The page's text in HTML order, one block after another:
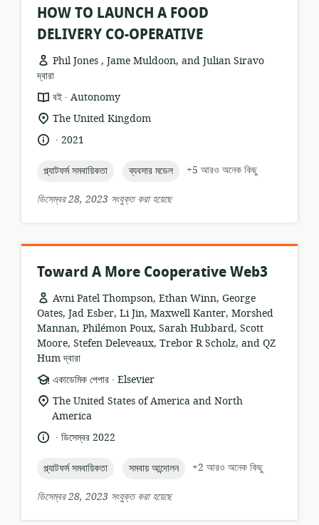
HOW TO LAUNCH A FOOD
DELIVERY CO-OPERATIVE
Phil Jones , Jame Muldoon, and Julian Siravo
দ্বারা
তথ্যসম্পদের
ফর্ম্যাট:
বই .
প্রকাশক:Autonomy
প্রাসঙ্গিকতার
অবস্থান:
The United Kingdom
ভাষা: .
প্রকাশনার
2021
topic:
প্ল্যাটফর্ম সমবায়িকতা topic:
ব্যবসার মডেল
+5 আরও অনেক কিছু
ডিসেম্বর 28, 2023 সংযুক্ত করা হয়েছে
Toward A More Cooperative Web3
Avni Patel Thompson, Ethan Winn, George
Oates, Jad Esber, Li Jin, Maxwell Kanter, Morshed
Mannan, Philémon Poux, Sarah Hubbard, Scott
Moore, Stefen Deleveaux, Trebor R Scholz, and QZ
Hum দ্বারা
তথ্যসম্পদের
ফর্ম্যাট:
একাডেমিক পেপার .
প্রকাশক:Elsevier
প্রাসঙ্গিকতার
অবস্থান:
The United States of America and North
America
ভাষা: .
প্রকাশনারডিসেম্বর 2022
topic:
প্ল্যাটফর্ম সমবায়িকতা topic:
সমবায় আন্দোলন
+2 আরও অনেক কিছু
ডিসেম্বর 28, 2023 সংযুক্ত করা হয়েছে